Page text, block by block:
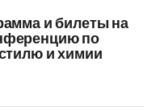
и билеты на
по
и химии